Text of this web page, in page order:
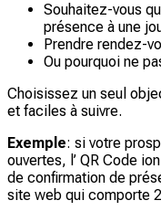
Souhaitez-vous
présence à une
Prendre rendez-
Ou pourquoi ne
Choisissez un seul
et faciles à suivre.
Exemple: si votre
ouvertes, l’ QR Code
de confirmation de
site web qui comporte